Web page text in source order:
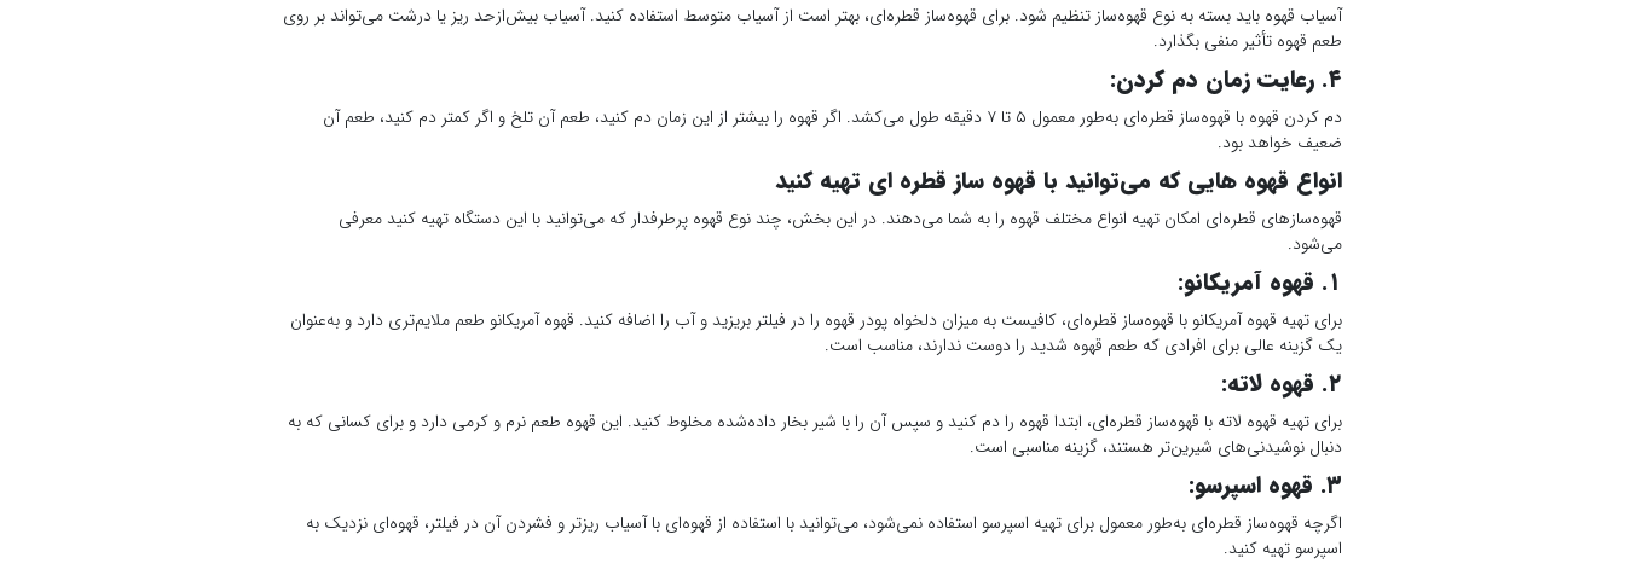
آسیاب قهوه باید بسته به نوع قهوه‌ساز تنظیم شود. برای قهوه‌ساز قطره‌ای، بهتر است از آسیاب متوسط استفاده کنید. آسیاب بیش‌ازحد ریز یا درشت می‌تواند بر روی
طعم قهوه تأثیر منفی بگذارد.
۴. رعایت زمان دم کردن:
دم کردن قهوه با قهوه‌ساز قطره‌ای به‌طور معمول ۵ تا ۷ دقیقه طول می‌کشد. اگر قهوه را بیشتر از این زمان دم کنید، طعم آن تلخ و اگر کمتر دم کنید، طعم آن
ضعیف خواهد بود.
انواع قهوه هایی که می‌توانید با قهوه ساز قطره ای تهیه کنید
قهوه‌سازهای قطره‌ای امکان تهیه انواع مختلف قهوه را به شما می‌دهند. در این بخش، چند نوع قهوه پرطرفدار که می‌توانید با این دستگاه تهیه کنید معرفی
می‌شود.
۱. قهوه آمریکانو:
برای تهیه قهوه آمریکانو با قهوه‌ساز قطره‌ای، کافیست به میزان دلخواه پودر قهوه را در فیلتر بریزید و آب را اضافه کنید. قهوه آمریکانو طعم ملایم‌تری دارد و به‌عنوان
یک گزینه عالی برای افرادی که طعم قهوه شدید را دوست ندارند، مناسب است.
۲. قهوه لاته:
برای تهیه قهوه لاته با قهوه‌ساز قطره‌ای، ابتدا قهوه را دم کنید و سپس آن را با شیر بخار داده‌شده مخلوط کنید. این قهوه طعم نرم و کرمی دارد و برای کسانی که به
دنبال نوشیدنی‌های شیرین‌تر هستند، گزینه مناسبی است.
۳. قهوه اسپرسو:
اگرچه قهوه‌ساز قطره‌ای به‌طور معمول برای تهیه اسپرسو استفاده نمی‌شود، می‌توانید با استفاده از قهوه‌ای با آسیاب ریزتر و فشردن آن در فیلتر، قهوه‌ای نزدیک به
اسپرسو تهیه کنید.